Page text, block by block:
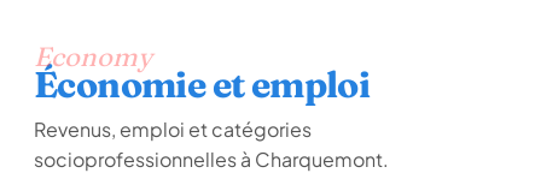
Economy
Économie et emploi
Revenus, emploi et catégories
socioprofessionnelles à Charquemont.